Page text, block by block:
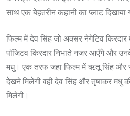
साथ एक बेहतरीन कहानी का प्लाट दिखाया
फिल्म में देव सिंह जो अक्सर नेगेटिव
पॉजिटव किरदार निभाते नजर आएँगे और
मधु। एक तरफ जहा फिल्म में ऋतू सिंह और
देखने मिलेगी वही देव सिंह और तृषाकर मधु
मिलेगी।